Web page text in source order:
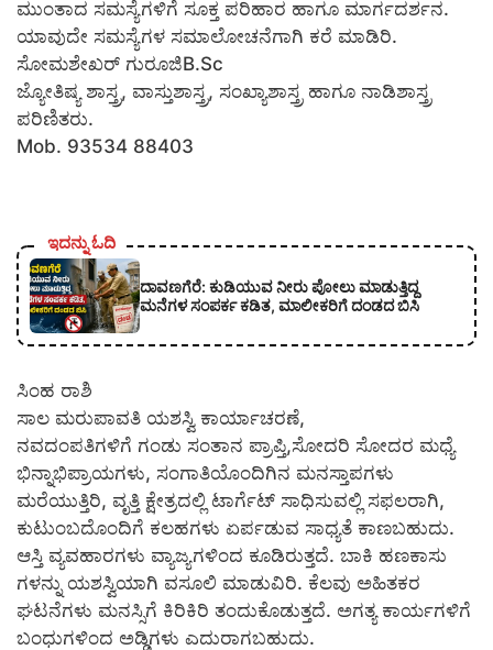
ಮುಂತಾದ ಸಮಸ್ಯೆಗಳಿಗೆ ಸೂಕ್ತ ಪರಿಹಾರ ಹಾಗೂ ಮಾರ್ಗದರ್ಶನ.
ಯಾವುದೇ ಸಮಸ್ಯೆಗಳ ಸಮಾಲೋಚನೆಗಾಗಿ ಕರೆ ಮಾಡಿರಿ.
ಸೋಮಶೇಖರ್ ಗುರೂಜಿB.Sc
ಜ್ಯೋತಿಷ್ಯ ಶಾಸ್ತ್ರ, ವಾಸ್ತುಶಾಸ್ತ್ರ, ಸಂಖ್ಯಾಶಾಸ್ತ್ರ ಹಾಗೂ ನಾಡಿಶಾಸ್ತ್ರ
ಪರಿಣಿತರು.
Mob. 93534 88403
ಇದನ್ನು ಓದಿ
ದಾವಣಗೆರೆ: ಕುಡಿಯುವ ನೀರು ಪೋಲು ಮಾಡುತ್ತಿದ್ದ
ಮನೆಗಳ ಸಂಪರ್ಕ ಕಡಿತ, ಮಾಲೀಕರಿಗೆ ದಂಡದ ಬಿಸಿ
ಸಿಂಹ ರಾಶಿ
ಸಾಲ ಮರುಪಾವತಿ ಯಶಸ್ವಿ ಕಾರ್ಯಾಚರಣೆ,
ನವದಂಪತಿಗಳಿಗೆ ಗಂಡು ಸಂತಾನ ಪ್ರಾಪ್ತಿ,ಸೋದರಿ ಸೋದರ ಮಧ್ಯೆ
ಭಿನ್ನಾಭಿಪ್ರಾಯಗಳು, ಸಂಗಾತಿಯೊಂದಿಗಿನ ಮನಸ್ತಾಪಗಳು
ಮರೆಯುತ್ತಿರಿ, ವೃತ್ತಿ ಕ್ಷೇತ್ರದಲ್ಲಿ ಟಾರ್ಗೆಟ್ ಸಾಧಿಸುವಲ್ಲಿ ಸಫಲರಾಗಿ,
ಕುಟುಂಬದೊಂದಿಗೆ ಕಲಹಗಳು ಏರ್ಪಡುವ ಸಾಧ್ಯತೆ ಕಾಣಬಹುದು.
ಆಸ್ತಿ ವ್ಯವಹಾರಗಳು ವ್ಯಾಜ್ಯಗಳಿಂದ ಕೂಡಿರುತ್ತದೆ. ಬಾಕಿ ಹಣಕಾಸು
ಗಳನ್ನು ಯಶಸ್ವಿಯಾಗಿ ವಸೂಲಿ ಮಾಡುವಿರಿ. ಕೆಲವು ಅಹಿತಕರ
ಘಟನೆಗಳು ಮನಸ್ಸಿಗೆ ಕಿರಿಕಿರಿ ತಂದುಕೊಡುತ್ತದೆ. ಅಗತ್ಯ ಕಾರ್ಯಗಳಿಗೆ
ಬಂಧುಗಳಿಂದ ಅಡ್ಡಿಗಳು ಎದುರಾಗಬಹುದು.